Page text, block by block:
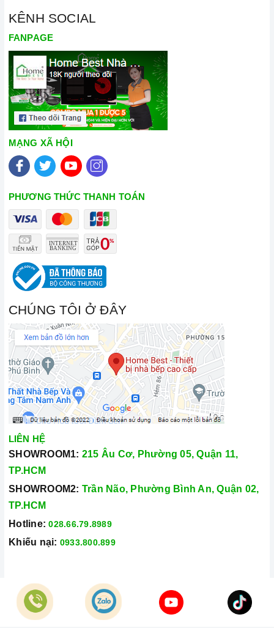
KÊNH SOCIAL
FANPAGE
MẠNG XÃ HỘI
PHƯƠNG THỨC THANH TOÁN
CHÚNG TÔI Ở ĐÂY
LIÊN HỆ
SHOWROOM1: 215 Âu Cơ, Phường 05, Quận 11,
TP.HCM
SHOWROOM2: Trần Não, Phường Bình An, Quận 02,
TP.HCM
Hotline: 028.66.79.8989
Khiếu nại: 0933.800.899
© Bản quyền thuộc vềCông Ty TNHH Home Best Việt Nam
Cung cấp bởi
Sapo